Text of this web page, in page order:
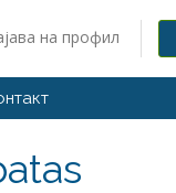
на профил